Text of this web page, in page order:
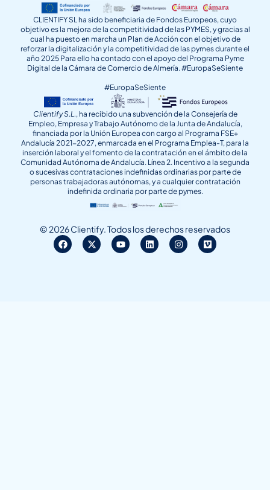
CLIENTIFY SL ha sido beneficiaria de Fondos Europeos, cuyo
objetivo es la mejora de la competitividad de las PYMES, y gracias al
cual ha puesto en marcha un Plan de Acción con el objetivo de
reforzar la digitalización y la competitividad de las pymes durante el
año 2025 Para ello ha contado con el apoyo del Programa Pyme
Digital de la Cámara de Comercio de Almería. #EuropaSeSiente
#EuropaSeSiente
Clientify S.L., ha recibido una subvención de la Consejería de
Empleo, Empresa y Trabajo Autónomo de la Junta de Andalucía,
financiada por la Unión Europea con cargo al Programa FSE+
Andalucía 2021-2027, enmarcada en el Programa Emplea-T, para la
inserción laboral y el fomento de la contratación en el ámbito de la
Comunidad Autónoma de Andalucía. Línea 2. Incentivo a la segunda
o sucesivas contrataciones indefinidas ordinarias por parte de
personas trabajadoras autónomas, y a cualquier contratación
indefinida ordinaria por parte de pymes.
© 2026 Clientify. Todos los derechos reservados